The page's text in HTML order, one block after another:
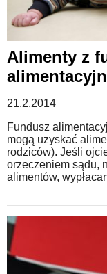
Alimenty z
21.2.2014
Fundusz
mogą uzyskać
rodziców). Jeśli
orzeczeniem sądu,
alimentów,